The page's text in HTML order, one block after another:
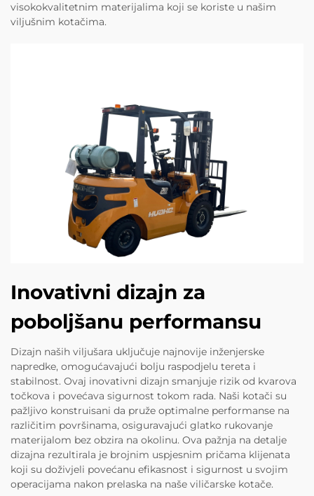
visokokvalitetnim materijalima koji se koriste u našim
viljušnim kotačima.
Inovativni dizajn za
poboljšanu performansu
Dizajn naših viljušara uključuje najnovije inženjerske
napredke, omogućavajući bolju raspodjelu tereta i
stabilnost. Ovaj inovativni dizajn smanjuje rizik od kvarova
točkova i povećava sigurnost tokom rada. Naši kotači su
pažljivo konstruisani da pruže optimalne performanse na
različitim površinama, osiguravajući glatko rukovanje
materijalom bez obzira na okolinu. Ova pažnja na detalje
dizajna rezultirala je brojnim uspjesnim pričama klijenata
koji su doživjeli povećanu efikasnost i sigurnost u svojim
operacijama nakon prelaska na naše viličarske kotače.